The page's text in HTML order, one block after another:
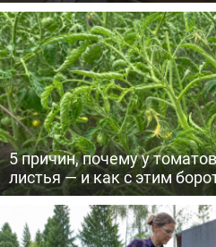
5 причин, почему у
листья — и как с этим